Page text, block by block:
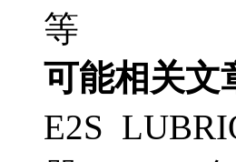
等
可能相关文
E2S